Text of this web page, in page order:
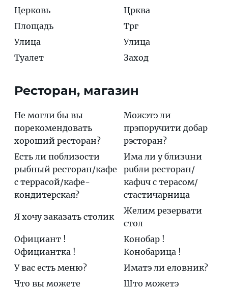
Церковь
Црква
Площадь
Трг
Улица
Улица
Туалет
Заход
Ресторан, магазин
Не могли бы вы
порекомендовать
хороший ресторан?
Мoжэтэ ли
прэпорyчити дoбар
рэстoран?
Есть ли поблизости
рыбный ресторан/кафе
с террасой/кафе-
кондитерская?
Има ли у близuни
рuбли рестoран/
кафuч с тeрасом/
стастичaрница
Я хочу заказать столик
Желим резервати
стол
Официант !
Официантка !
Кoнобар !
Конобaрица !
У вас есть меню?
Иматэ ли eловник?
Что вы можете
Што мoжетэ